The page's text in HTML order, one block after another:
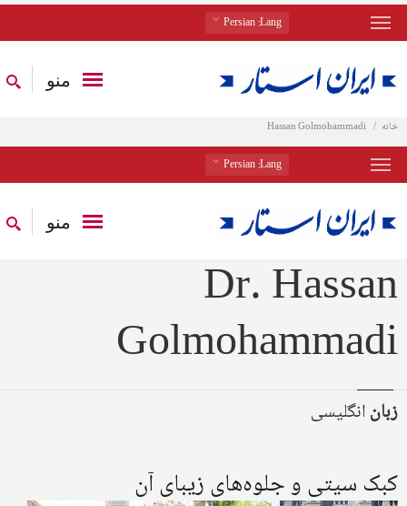
Lang
: Persian
منو
خانه Hassan Golmohammadi
Lang
: Persian
منو
Dr. Hassan
Golmohammadi
زبانانگلیسی
کبک سیتی و جلوه‌های زیبای آن